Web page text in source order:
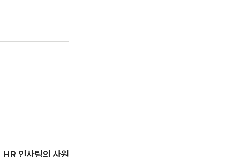
HR 인사팀의 사원